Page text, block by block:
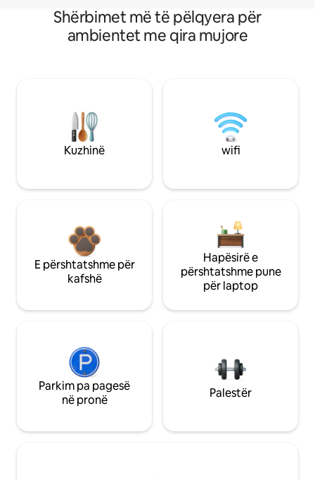
Shërbimet më të pëlqyera për
ambientet me qira mujore
Kuzhinë wifi
E përshtatshme për
kafshë
Hapësirë e
përshtatshme pune
për laptop
Parkim pa pagesë
në pronë
Palestër